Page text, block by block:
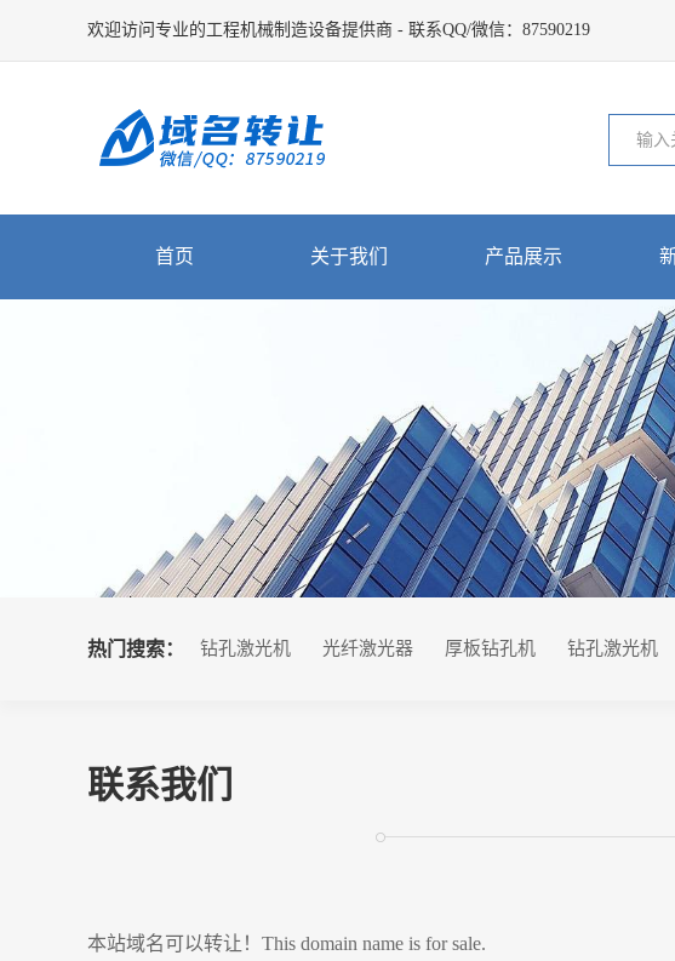
欢迎访问专业的工程机械制造设备提供商 - 联系QQ/微信：87590219
首页 关于我们 产品展示
热门搜索： 钻孔激光机 光纤激光器 厚板钻孔机 钻孔激光机
联系我们
本站域名可以转让！This domain name is for sale.